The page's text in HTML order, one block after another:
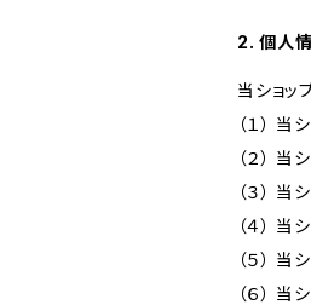
2. 個人
当ショッ
（１）
（２）
（３）
（４）
（５）
（６）